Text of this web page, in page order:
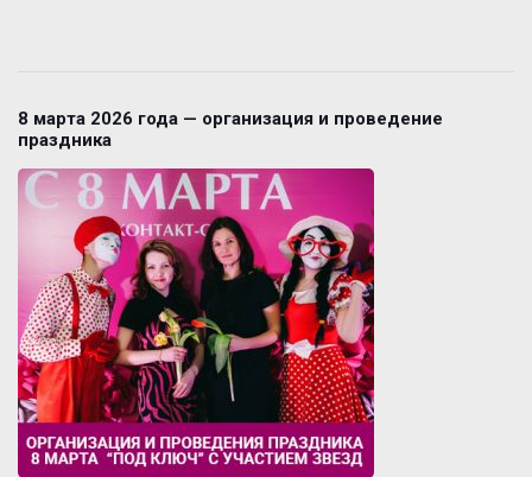
8 марта 2026 года — организация и проведение
праздника